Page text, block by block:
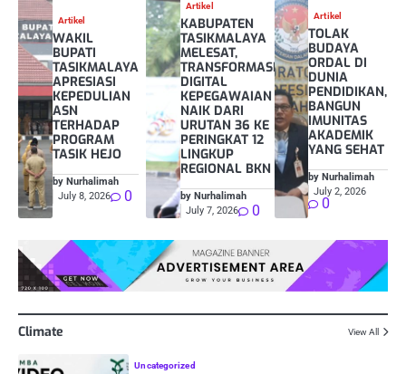
Artikel
WAKIL
BUPATI
TASIKMALAYA
APRESIASI
KEPEDULIAN
ASN
TERHADAP
PROGRAM
TASIK HEJO
by Nurhalimah
July 8, 2026
0
Artikel
KABUPATEN
TASIKMALAYA
MELESAT,
TRANSFORMASI
DIGITAL
KEPEGAWAIAN
NAIK DARI
URUTAN 36 KE
PERINGKAT 12
LINGKUP
REGIONAL BKN
by Nurhalimah
July 7, 2026
0
Artikel
TOLAK
BUDAYA
ORDAL DI
DUNIA
PENDIDIKAN,
BANGUN
IMUNITAS
AKADEMIK
YANG SEHAT
by Nurhalimah
July 2, 2026
0
Climate View All
Uncategorized